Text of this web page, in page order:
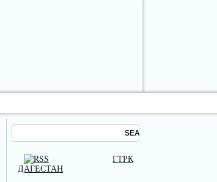
ГТРК
ДАГЕСТАН